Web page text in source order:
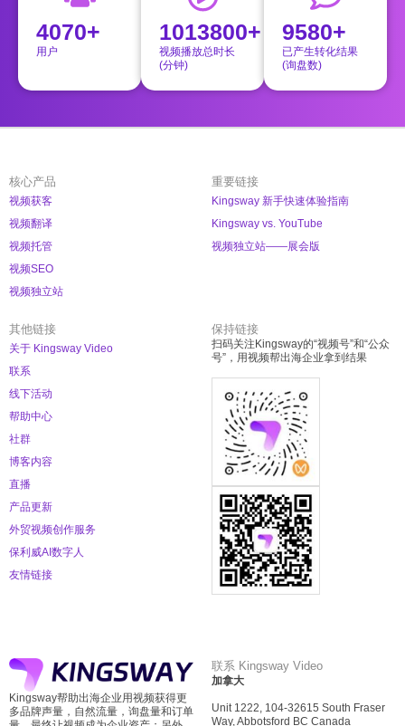
4070+
用户
1013800+
视频播放总时长
(分钟)
9580+
已产生转化结果
(询盘数)
核心产品
视频获客
视频翻译
视频托管
视频SEO
视频独立站
重要链接
Kingsway 新手快速体验指南
Kingsway vs. YouTube
视频独立站——展会版
其他链接
关于 Kingsway Video
联系
线下活动
帮助中心
社群
博客内容
直播
产品更新
外贸视频创作服务
保利威AI数字人
友情链接
保持链接
扫码关注Kingsway的“视频号”和“公众
号”，用视频帮出海企业拿到结果
Kingsway帮助出海企业用视频获得更
多品牌声量，自然流量，询盘量和订单
联系 Kingsway Video
加拿大
Unit 1222, 104-32615 South Fraser
Way, Abbotsford BC Canada